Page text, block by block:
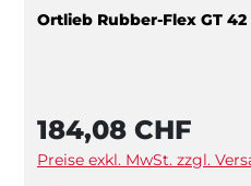
Ortlieb Rubber-Flex GT
184,08 CHF
Preise exkl. MwSt. zzgl.